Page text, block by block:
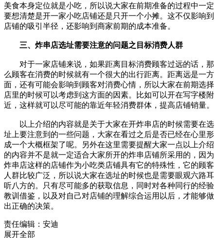
美食本身定位就是小吃，所以说大家在前期准备的过程中一定
要想清楚是开一家小吃店铺还是只开一个小摊。这不仅影响到
店铺的吸引半径，还影响到商家前期的成本准备。
三、炸串店选址需要注意的问题之目标消费人群
对于一家店铺来说，如果距离目标消费顾客过远的话，那
么顾客在消费的时候就有一个很大的出行距离。距离远是一方
面，还有可能会影响到顾客对消费心情，所以大家在前期选择
店里的时候可以考虑到这方面的因素。比如可以开在写字楼附
近，这样就可以尽可能的靠近年轻消费群体，提高店铺销量。
以上介绍的内容就是关于大家在开炸串店的时候需要在选
址上要注意到的一些问题，大家在看过之后是否已经在心里形
成一个大概框架了呢。另外在这里需要提醒大家一点以上介绍
的内容并不是就一定适合大家所开的炸串店铺所采用的，因为
炸串店这样的店铺作为小吃类店铺具有它的特殊性，它的顾客
人群比较广泛，所以说大家在选址的时候也是需要眼观六路耳
听八方的。只有尽可能多的获取信息，同时对各种同行的经验
教训借鉴，以及对自己对店铺的理解综合运用以后，才能够做
出正确的决策。
责任编辑：安迪
展开全部